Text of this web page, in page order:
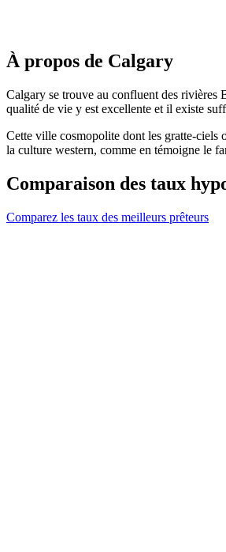
À propos de Calgary
Calgary se trouve au confluent des rivières
qualité de vie y est excellente et il existe
Cette ville cosmopolite dont les gratte-ciels
la culture western, comme en témoigne le
Comparaison des taux
Comparez les taux des meilleurs prêteurs